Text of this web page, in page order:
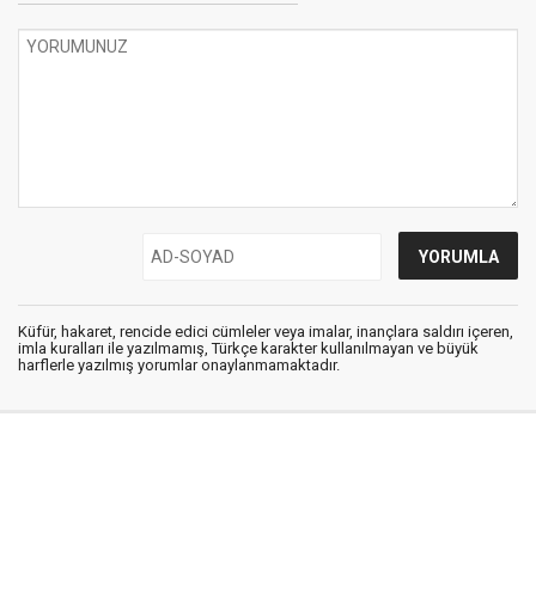
Küfür, hakaret, rencide edici cümleler veya imalar, inançlara saldırı içeren,
imla kuralları ile yazılmamış, Türkçe karakter kullanılmayan ve büyük
harflerle yazılmış yorumlar onaylanmamaktadır.